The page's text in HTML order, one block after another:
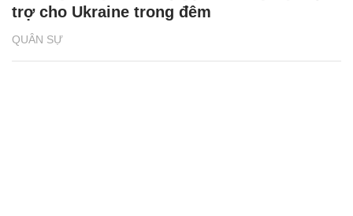
QUÂN SỰ
trợ cho Ukraine trong đêm